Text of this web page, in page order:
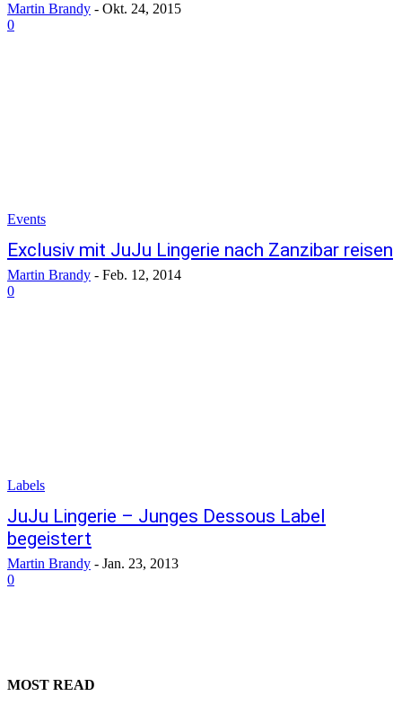
Martin Brandy - Okt. 24, 2015
0
Events
Exclusiv mit JuJu Lingerie nach Zanzibar reisen
Martin Brandy - Feb. 12, 2014
0
Labels
JuJu Lingerie – Junges Dessous Label
begeistert
Martin Brandy - Jan. 23, 2013
0
MOST READ